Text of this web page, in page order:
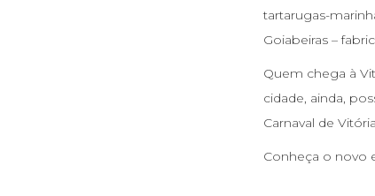
tartarugas-
Goiabeiras –
Quem chega à
cidade, ainda,
Carnaval de
Conheça o novo